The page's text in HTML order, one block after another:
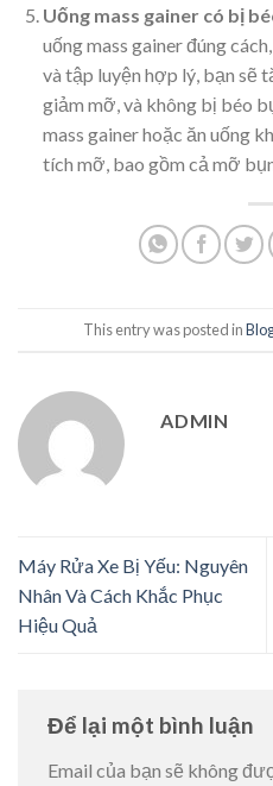
Uống mass gainer có bị
uống mass gainer đúng
và tập luyện hợp lý, bạn sẽ
giảm mỡ, và không bị béo
mass gainer hoặc ăn uống
tích mỡ, bao gồm cả mỡ
This entry was posted in
ADMIN
Máy Rửa Xe Bị Yếu: Nguyên
Nhân Và Cách Khắc Phục
Hiệu Quả
Để lại một bình luận
Email của bạn sẽ không